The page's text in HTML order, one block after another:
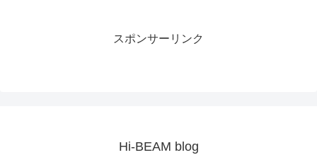
スポンサーリンク
Hi-BEAM blog